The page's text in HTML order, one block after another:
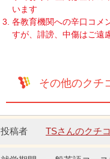
います
各教育機関への辛口コメ
すが、誹謗、中傷はご遠
その他のクチ
TSさんのクチ